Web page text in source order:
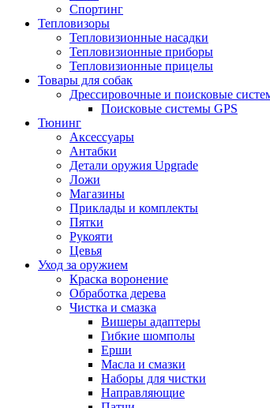
Спортинг
Тепловизоры
Тепловизионные насадки
Тепловизионные приборы
Тепловизионные прицелы
Товары для собак
Дрессировочные и поисковые
Поисковые системы GPS
Тюнинг
Аксессуары
Антабки
Детали оружия Upgrade
Ложи
Магазины
Приклады и комплекты
Пятки
Рукояти
Цевья
Уход за оружием
Краска воронение
Обработка дерева
Чистка и смазка
Вишеры адаптеры
Гибкие шомполы
Ерши
Масла и смазки
Наборы для чистки
Направляющие